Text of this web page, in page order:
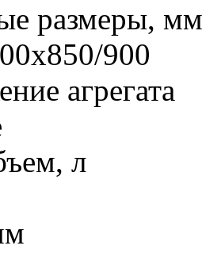
размеры, мм
900
агрегата
л